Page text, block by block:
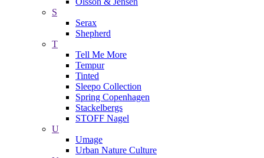
S
Serax
Shepherd
T
Tell Me More
Tempur
Tinted
Sleepo Collection
Spring Copenhagen
Stackelbergs
STOFF Nagel
U
Umage
Urban Nature Culture